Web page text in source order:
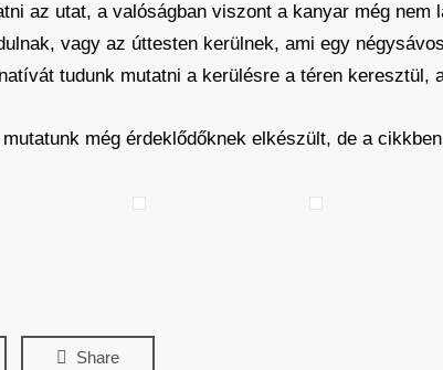
az utat, a valóságban viszont a kanyar még
vagy az úttesten kerülnek, ami egy
tudunk mutatni a kerülésre a téren keresztül,
még érdeklődőknek elkészült, de a
Share